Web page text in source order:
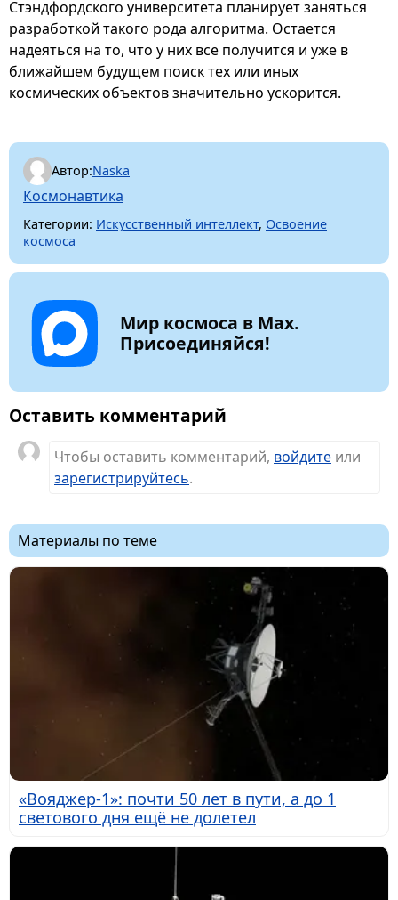
Стэндфордского университета планирует заняться
разработкой такого рода алгоритма. Остается
надеяться на то, что у них все получится и уже в
ближайшем будущем поиск тех или иных
космических объектов значительно ускорится.
Автор:Naska
Космонавтика
Категории: Искусственный интеллект, Освоение
космоса
Мир космоса в Max.
Присоединяйся!
Оставить комментарий
Чтобы оставить комментарий, войдите или
зарегистрируйтесь.
Материалы по теме
«Вояджер-1»: почти 50 лет в пути, а до 1
светового дня ещё не долетел